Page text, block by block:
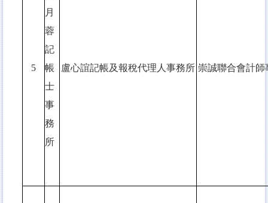
5
月
蓉
記
帳
士
事
務
所
盧心誼記帳及報稅代理人事務所 崇誠聯合會計師